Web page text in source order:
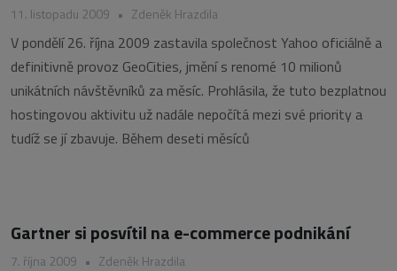
11. listopadu 2009 • Zdeněk Hrazdila
V pondělí 26. října 2009 zastavila společnost Yahoo oficiálně a
definitivně provoz GeoCities, jmění s renomé 10 milionů
unikátních návštěvníků za měsíc. Prohlásila, že tuto bezplatnou
hostingovou aktivitu už nadále nepočítá mezi své priority a
tudíž se jí zbavuje. Během deseti měsíců
Gartner si posvítil na e-commerce podnikání
7. října 2009 • Zdeněk Hrazdila